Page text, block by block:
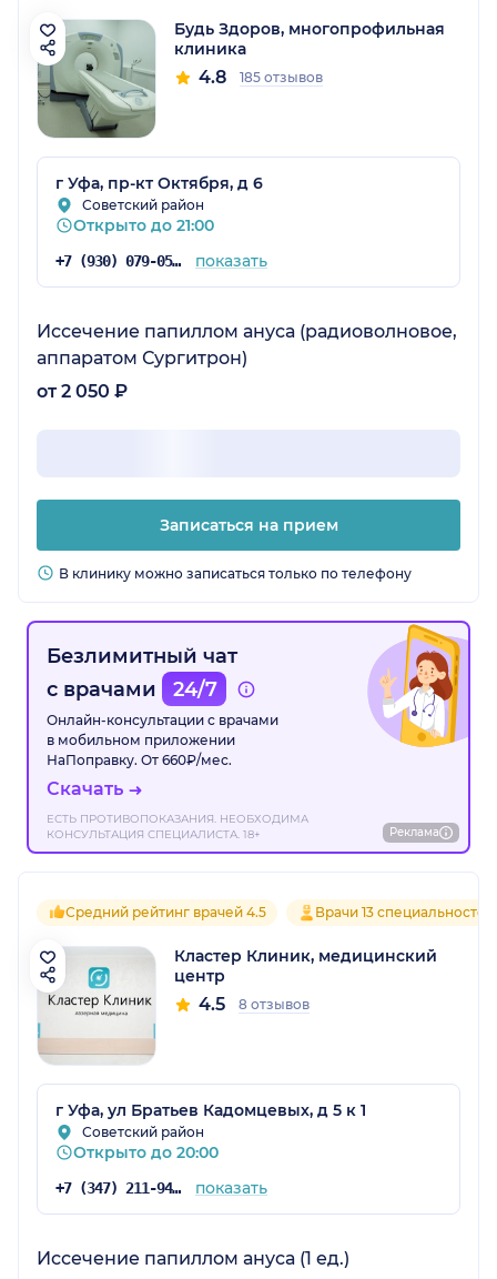
Будь Здоров, многопрофильная
клиника
4.8 185 отзывов
г Уфа, пр-кт Октября, д 6
Советский район
Открыто до 21:00
+7 (930) 079-05-21 показать
Иссечение папиллом ануса (радиоволновое,
аппаратом Сургитрон)
от 2 050 ₽
Записаться на прием
В клинику можно записаться только по телефону
Безлимитный чат
с врачами
24/7
Онлайн-консультации с врачами
в мобильном приложении
НаПоправку. От 660₽/мес.
Скачать
ЕСТЬ ПРОТИВОПОКАЗАНИЯ. НЕОБХОДИМА
КОНСУЛЬТАЦИЯ СПЕЦИАЛИСТА. 18+
Реклама
Средний рейтинг врачей 4.5 Врачи 13 специальностей
Кластер Клиник, медицинский
центр
4.5 8 отзывов
г Уфа, ул Братьев Кадомцевых, д 5 к 1
Советский район
Открыто до 20:00
+7 (347) 211-94-08 показать
Иссечение папиллом ануса (1 ед.)